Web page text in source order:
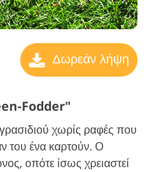
Δωρεάν λήψη
Fodder"
χωρίς ραφές που
του ένα καρτούν. Ο
οπότε ίσως χρειαστεί